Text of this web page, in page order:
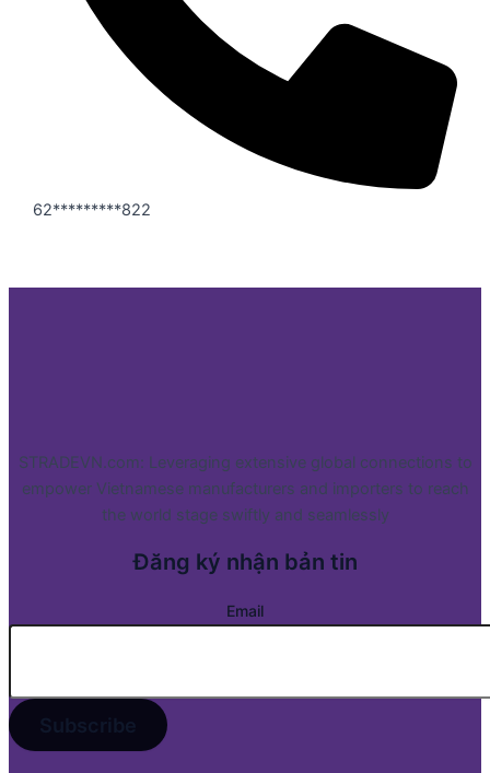
62*********822
STRADEVN.com: Leveraging extensive global connections to
empower Vietnamese manufacturers and importers to reach
the world stage swiftly and seamlessly
Đăng ký nhận bản tin
Email